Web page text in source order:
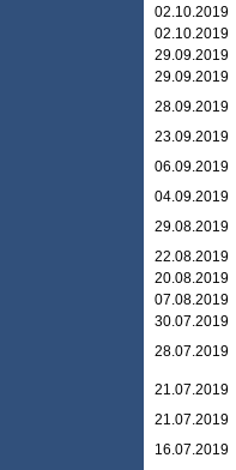
02.10.2019
02.10.2019
29.09.2019
29.09.2019
28.09.2019
23.09.2019
06.09.2019
04.09.2019
29.08.2019
22.08.2019
20.08.2019
07.08.2019
30.07.2019
28.07.2019
21.07.2019
21.07.2019
16.07.2019